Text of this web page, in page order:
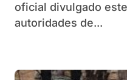
oficial divulgado
autoridades de...